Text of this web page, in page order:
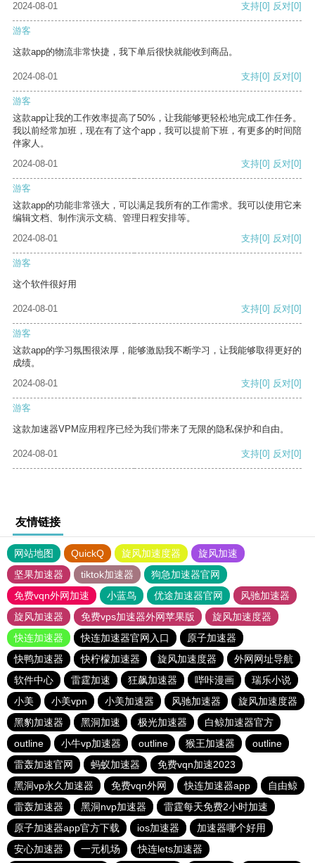
2024-08-01 支持[0] 反对[0]
游客
这款app的物流非常快捷，我下单后很快就能收到商品。
2024-08-01 支持[0] 反对[0]
游客
这款app让我的工作效率提高了50%，让我能够更轻松地完成工作任务。
我以前经常加班，现在有了这个app，我可以提前下班，有更多的时间陪
伴家人。
2024-08-01
支持[0] 反对[0]
游客
这款app的功能非常强大，可以满足我所有的工作需求。我可以使用它来
编辑文档、制作演示文稿、管理日程安排等。
2024-08-01
支持[0] 反对[0]
游客
这个软件很好用
2024-08-01 支持[0] 反对[0]
游客
这款app的学习氛围很浓厚，能够激励我不断学习，让我能够取得更好的
成绩。
2024-08-01
支持[0] 反对[0]
游客
这款加速器VPM应用程序已经为我们带来了无限的隐私保护和自由。
2024-08-01 支持[0] 反对[0]
友情链接
网站地图 QuickQ 旋风加速度器
旋风加速
坚果加速器
tiktok加速器
狗急加速器官网
免费vqn外网加速
小蓝鸟 优途加速器官网
风驰加速器
旋风加速器
免费vps加速器外网苹果版
旋风加速度器
快连加速器
快连加速器官网入口
原子加速器
快鸭加速器
快柠檬加速器 旋风加速度器
外网网址导航
软件中心
雷霆加速 狂飙加速器 哔咔漫画
瑞乐小说
小美
小美vpn 小美加速器 风驰加速器
旋风加速度器
黑豹加速器
黑洞加速 极光加速器
白鲸加速器官方
outline
小牛vp加速器 outline 猴王加速器
outline
雷轰加速官网
蚂蚁加速器
免费vqn加速2023
黑洞vp永久加速器
免费vqn外网 快连加速器app
自由鲸
雷轰加速器
黑洞nvp加速器
雷霆每天免费2小时加速
原子加速器app官方下载
ios加速器
加速器哪个好用
安心加速器
一元机场 快连lets加速器